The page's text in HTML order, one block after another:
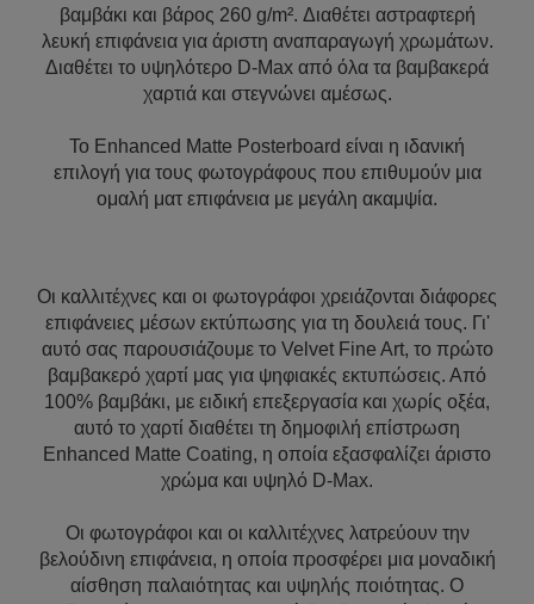
βαμβάκι και βάρος 260 g/m². Διαθέτει αστραφτερή
λευκή επιφάνεια για άριστη αναπαραγωγή χρωμάτων.
Διαθέτει το υψηλότερο D-Max από όλα τα βαμβακερά
χαρτιά και στεγνώνει αμέσως.
Το Enhanced Matte Posterboard είναι η ιδανική
επιλογή για τους φωτογράφους που επιθυμούν μια
ομαλή ματ επιφάνεια με μεγάλη ακαμψία.
Οι καλλιτέχνες και οι φωτογράφοι χρειάζονται διάφορες
επιφάνειες μέσων εκτύπωσης για τη δουλειά τους. Γι'
αυτό σας παρουσιάζουμε το Velvet Fine Art, το πρώτο
βαμβακερό χαρτί μας για ψηφιακές εκτυπώσεις. Από
100% βαμβάκι, με ειδική επεξεργασία και χωρίς οξέα,
αυτό το χαρτί διαθέτει τη δημοφιλή επίστρωση
Enhanced Matte Coating, η οποία εξασφαλίζει άριστο
χρώμα και υψηλό D-Max.
Οι φωτογράφοι και οι καλλιτέχνες λατρεύουν την
βελούδινη επιφάνεια, η οποία προσφέρει μια μοναδική
αίσθηση παλαιότητας και υψηλής ποιότητας. Ο